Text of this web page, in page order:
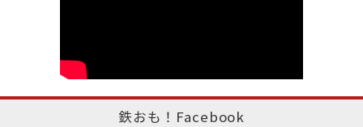
鉄おも！Facebook